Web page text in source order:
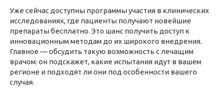
Уже сейчас доступны программы участия в клинических
исследованиях, где пациенты получают новейшие
препараты бесплатно. Это шанс получить доступ к
инновационным методам до их широкого внедрения.
Главное — обсудить такую возможность с лечащим
врачом: он подскажет, какие испытания идут в вашем
регионе и подходят ли они под особенности вашего
случая.